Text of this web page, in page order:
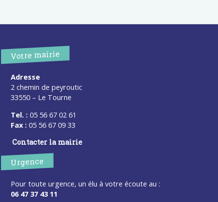
Votre mairie
Adresse
2 chemin de peyroutic
33550 – Le Tourne
Tel. : 05 56 67 02 61
Fax : 05 56 67 09 33
Contacter la mairie
Urgence
Pour toute urgence, un élu à votre écoute au :
06 47 37 43 11